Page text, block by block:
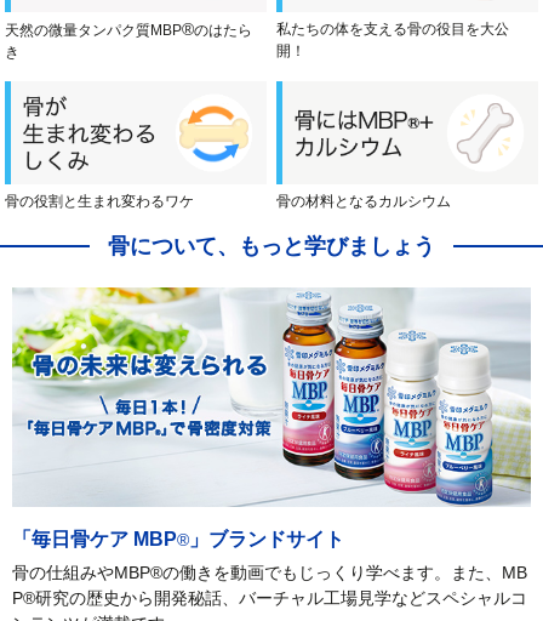
天然の微量タンパク質MBP®のはたら
き
私たちの体を支える骨の役目を大公
開！
骨の役割と生まれ変わるワケ 骨の材料となるカルシウム
骨について、もっと学びましょう
「毎日骨ケア MBP® 」ブランドサイト
骨の仕組みやMBP®の働きを動画でもじっくり学べます。また、MB
P®研究の歴史から開発秘話、バーチャル工場見学などスペシャルコ